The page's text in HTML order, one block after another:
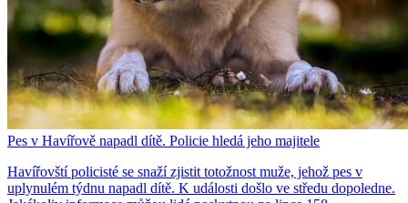
Pes v Havířově napadl dítě. Policie hledá jeho majitele
Havířovští policisté se snaží zjistit totožnost muže, jehož pes v
uplynulém týdnu napadl dítě. K události došlo ve středu dopoledne.